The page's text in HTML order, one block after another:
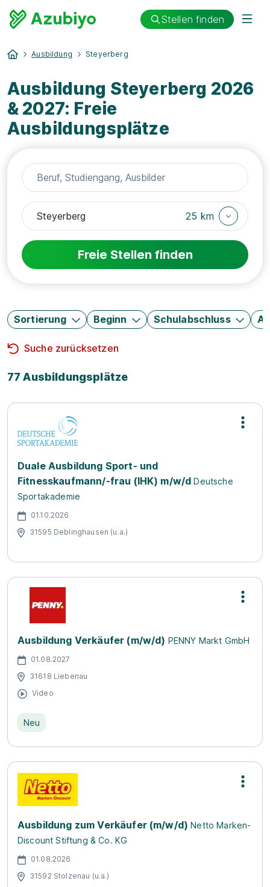
Stellen finden
Ausbildung Steyerberg
Ausbildung Steyerberg 2026
& 2027: Freie
Ausbildungsplätze
25 km
Freie Stellen finden
Sortierung Beginn Schulabschluss
Suche zurücksetzen
77 Ausbildungsplätze
Duale Ausbildung Sport- und
Fitnesskaufmann/-frau (IHK) m/w/d Deutsche
Sportakademie
01.10.2026
31595 Deblinghausen (u.a.)
Ausbildung Verkäufer (m/w/d) PENNY Markt GmbH
01.08.2027
31618 Liebenau
Video
Neu
Ausbildung zum Verkäufer (m/w/d) Netto Marken-
Discount Stiftung & Co. KG
01.08.2026
31592 Stolzenau (u.a.)